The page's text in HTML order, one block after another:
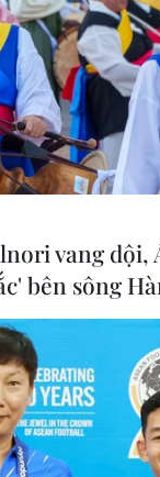
vang dội,
bên sông